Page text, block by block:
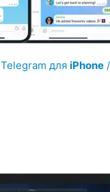
Telegram для iPhone